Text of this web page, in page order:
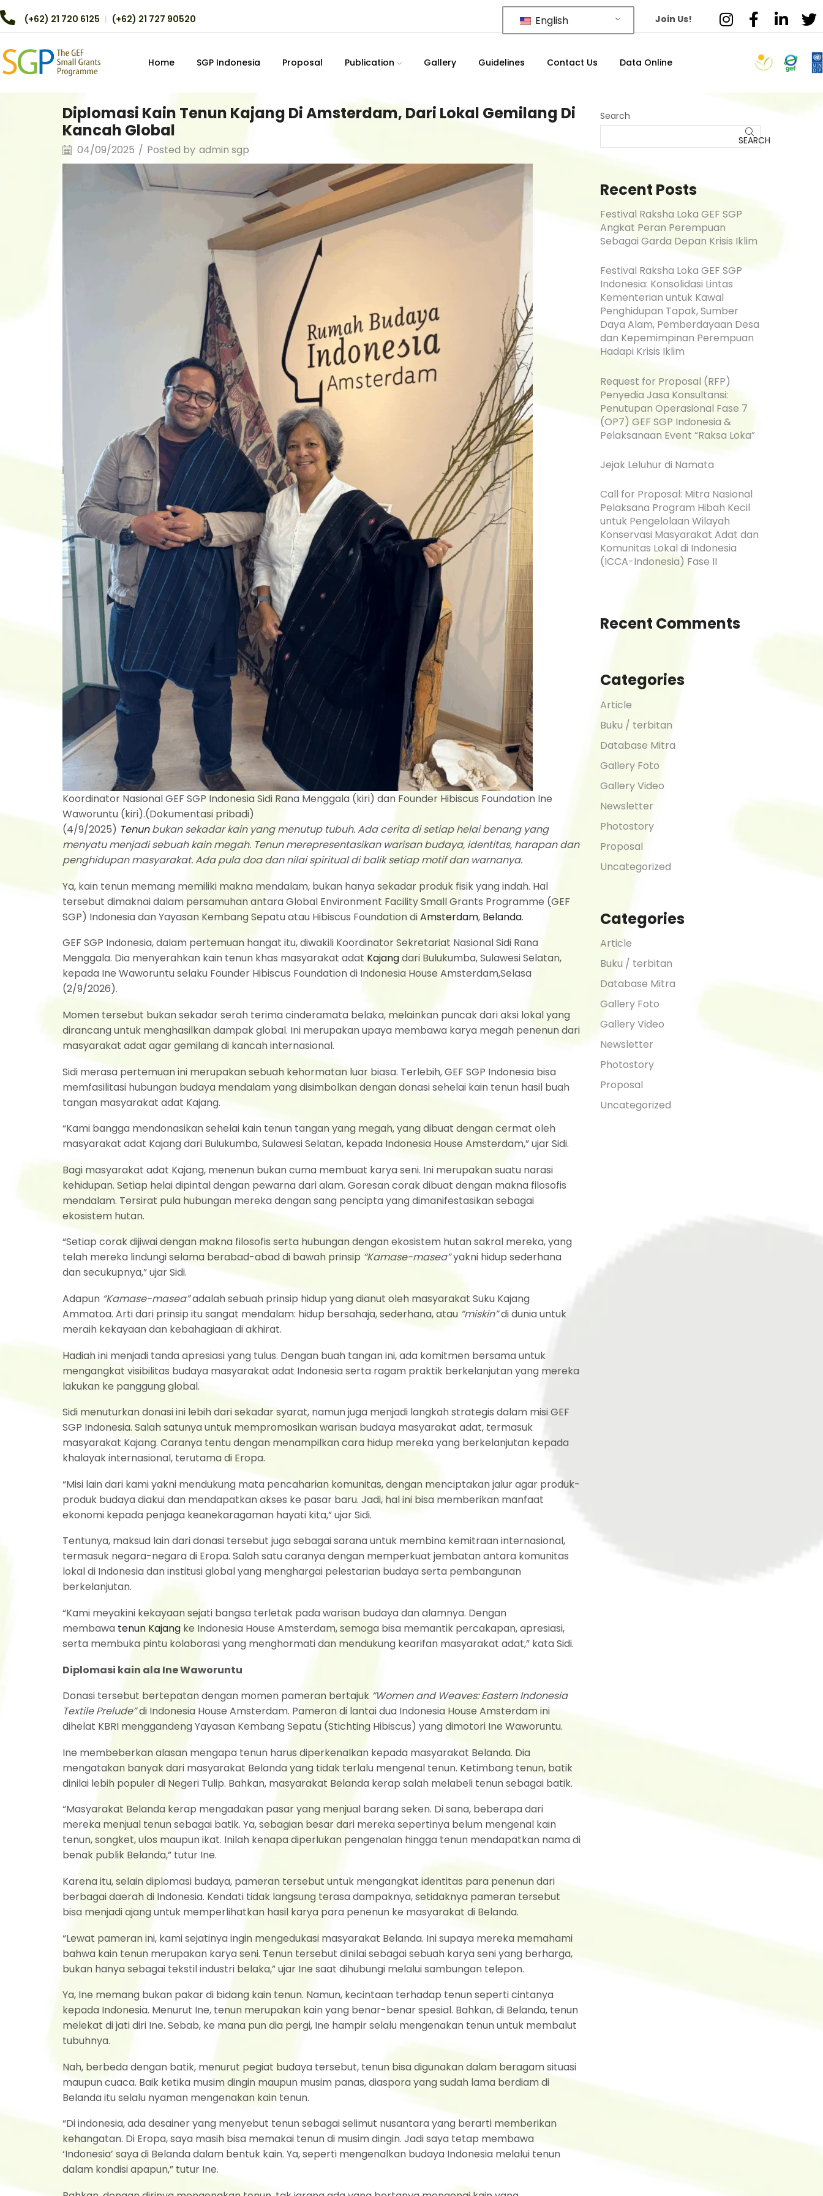
(+62) 21 720 6125 ︱ (+62) 21 727 90520 English Join Us!
Home SGP Indonesia Proposal Publication Gallery Guidelines Contact Us Data Online
Diplomasi Kain Tenun Kajang Di Amsterdam, Dari Lokal Gemilang Di
Kancah Global
04/09/2025 / Posted by admin sgp
Koordinator Nasional GEF SGP Indonesia Sidi Rana Menggala (kiri) dan Founder Hibiscus Foundation Ine
Waworuntu (kiri).(Dokumentasi pribadi)
(4/9/2025) Tenunbukan sekadar kain yang menutup tubuh. Ada cerita di setiap helai benang yang
menyatu menjadi sebuah kain megah. Tenun merepresentasikan warisan budaya, identitas, harapan dan
penghidupan masyarakat. Ada pula doa dan nilai spiritual di balik setiap motif dan warnanya.
Ya, kain tenun memang memiliki makna mendalam, bukan hanya sekadar produk fisik yang indah. Hal
tersebut dimaknai dalam persamuhan antara Global Environment Facility Small Grants Programme (GEF
SGP) Indonesia dan Yayasan Kembang Sepatu atau Hibiscus Foundation diAmsterdam, Belanda.
GEF SGP Indonesia, dalam pertemuan hangat itu, diwakili Koordinator Sekretariat Nasional Sidi Rana
Menggala. Dia menyerahkan kain tenun khas masyarakat adat Kajangdari Bulukumba, Sulawesi Selatan,
kepada Ine Waworuntu selaku Founder Hibiscus Foundation di Indonesia House Amsterdam,Selasa
(2/9/2026).
Momen tersebut bukan sekadar serah terima cinderamata belaka, melainkan puncak dari aksi lokal yang
dirancang untuk menghasilkan dampak global. Ini merupakan upaya membawa karya megah penenun dari
masyarakat adat agar gemilang di kancah internasional.
Sidi merasa pertemuan ini merupakan sebuah kehormatan luar biasa. Terlebih, GEF SGP Indonesia bisa
memfasilitasi hubungan budaya mendalam yang disimbolkan dengan donasi sehelai kain tenun hasil buah
tangan masyarakat adat Kajang.
“Kami bangga mendonasikan sehelai kain tenun tangan yang megah, yang dibuat dengan cermat oleh
masyarakat adat Kajang dari Bulukumba, Sulawesi Selatan, kepada Indonesia House Amsterdam,” ujar Sidi.
Bagi masyarakat adat Kajang, menenun bukan cuma membuat karya seni. Ini merupakan suatu narasi
kehidupan. Setiap helai dipintal dengan pewarna dari alam. Goresan corak dibuat dengan makna filosofis
mendalam. Tersirat pula hubungan mereka dengan sang pencipta yang dimanifestasikan sebagai
ekosistem hutan.
“Setiap corak dijiwai dengan makna filosofis serta hubungan dengan ekosistem hutan sakral mereka, yang
telah mereka lindungi selama berabad-abad di bawah prinsip “Kamase-masea”yakni hidup sederhana
dan secukupnya,” ujar Sidi.
Adapun “Kamase-masea”adalah sebuah prinsip hidup yang dianut oleh masyarakat Suku Kajang
Ammatoa. Arti dari prinsip itu sangat mendalam: hidup bersahaja, sederhana, atau “miskin”di dunia untuk
meraih kekayaan dan kebahagiaan di akhirat.
Hadiah ini menjadi tanda apresiasi yang tulus. Dengan buah tangan ini, ada komitmen bersama untuk
mengangkat visibilitas budaya masyarakat adat Indonesia serta ragam praktik berkelanjutan yang mereka
lakukan ke panggung global.
Sidi menuturkan donasi ini lebih dari sekadar syarat, namun juga menjadi langkah strategis dalam misi GEF
SGP Indonesia. Salah satunya untuk mempromosikan warisan budaya masyarakat adat, termasuk
masyarakat Kajang. Caranya tentu dengan menampilkan cara hidup mereka yang berkelanjutan kepada
khalayak internasional, terutama di Eropa.
“Misi lain dari kami yakni mendukung mata pencaharian komunitas, dengan menciptakan jalur agar produk-
produk budaya diakui dan mendapatkan akses ke pasar baru. Jadi, hal ini bisa memberikan manfaat
ekonomi kepada penjaga keanekaragaman hayati kita,” ujar Sidi.
Tentunya, maksud lain dari donasi tersebut juga sebagai sarana untuk membina kemitraan internasional,
termasuk negara-negara di Eropa. Salah satu caranya dengan memperkuat jembatan antara komunitas
lokal di Indonesia dan institusi global yang menghargai pelestarian budaya serta pembangunan
berkelanjutan.
“Kami meyakini kekayaan sejati bangsa terletak pada warisan budaya dan alamnya. Dengan
membawa tenun Kajang ke Indonesia House Amsterdam, semoga bisa memantik percakapan, apresiasi,
serta membuka pintu kolaborasi yang menghormati dan mendukung kearifan masyarakat adat,” kata Sidi.
Diplomasi kain ala Ine Waworuntu
Donasi tersebut bertepatan dengan momen pameran bertajuk “Women and Weaves: Eastern Indonesia
Textile Prelude”di Indonesia House Amsterdam. Pameran di lantai dua Indonesia House Amsterdam ini
dihelat KBRI menggandeng Yayasan Kembang Sepatu (Stichting Hibiscus) yang dimotori Ine Waworuntu.
Ine membeberkan alasan mengapa tenun harus diperkenalkan kepada masyarakat Belanda. Dia
mengatakan banyak dari masyarakat Belanda yang tidak terlalu mengenal tenun. Ketimbang tenun, batik
dinilai lebih populer di Negeri Tulip. Bahkan, masyarakat Belanda kerap salah melabeli tenun sebagai batik.
“Masyarakat Belanda kerap mengadakan pasar yang menjual barang seken. Di sana, beberapa dari
mereka menjual tenun sebagai batik. Ya, sebagian besar dari mereka sepertinya belum mengenal kain
tenun, songket, ulos maupun ikat. Inilah kenapa diperlukan pengenalan hingga tenun mendapatkan nama di
benak publik Belanda,” tutur Ine.
Karena itu, selain diplomasi budaya, pameran tersebut untuk mengangkat identitas para penenun dari
berbagai daerah di Indonesia. Kendati tidak langsung terasa dampaknya, setidaknya pameran tersebut
bisa menjadi ajang untuk memperlihatkan hasil karya para penenun ke masyarakat di Belanda.
“Lewat pameran ini, kami sejatinya ingin mengedukasi masyarakat Belanda. Ini supaya mereka memahami
bahwa kain tenun merupakan karya seni. Tenun tersebut dinilai sebagai sebuah karya seni yang berharga,
bukan hanya sebagai tekstil industri belaka,” ujar Ine saat dihubungi melalui sambungan telepon.
Ya, Ine memang bukan pakar di bidang kain tenun. Namun, kecintaan terhadap tenun seperti cintanya
kepada Indonesia. Menurut Ine, tenun merupakan kain yang benar-benar spesial. Bahkan, di Belanda, tenun
melekat di jati diri Ine. Sebab, ke mana pun dia pergi, Ine hampir selalu mengenakan tenun untuk membalut
tubuhnya.
Nah, berbeda dengan batik, menurut pegiat budaya tersebut, tenun bisa digunakan dalam beragam situasi
maupun cuaca. Baik ketika musim dingin maupun musim panas, diaspora yang sudah lama berdiam di
Belanda itu selalu nyaman mengenakan kain tenun.
“Di indonesia, ada desainer yang menyebut tenun sebagai selimut nusantara yang berarti memberikan
kehangatan. Di Eropa, saya masih bisa memakai tenun di musim dingin. Jadi saya tetap membawa
‘Indonesia’ saya di Belanda dalam bentuk kain. Ya, seperti mengenalkan budaya Indonesia melalui tenun
dalam kondisi apapun,” tutur Ine.
Search
SEARCH
Recent Posts
Festival Raksha Loka GEF SGP
Angkat Peran Perempuan
Sebagai Garda Depan Krisis Iklim
Festival Raksha Loka GEF SGP
Indonesia: Konsolidasi Lintas
Kementerian untuk Kawal
Penghidupan Tapak, Sumber
Daya Alam, Pemberdayaan Desa
dan Kepemimpinan Perempuan
Hadapi Krisis Iklim
Request for Proposal (RFP)
Penyedia Jasa Konsultansi:
Penutupan Operasional Fase 7
(OP7) GEF SGP Indonesia &
Pelaksanaan Event “Raksa Loka”
Jejak Leluhur di Namata
Call for Proposal: Mitra Nasional
Pelaksana Program Hibah Kecil
untuk Pengelolaan Wilayah
Konservasi Masyarakat Adat dan
Komunitas Lokal di Indonesia
(ICCA-Indonesia) Fase II
Recent Comments
Categories
Article
Buku / terbitan
Database Mitra
Gallery Foto
Gallery Video
Newsletter
Photostory
Proposal
Uncategorized
Categories
Article
Buku / terbitan
Database Mitra
Gallery Foto
Gallery Video
Newsletter
Photostory
Proposal
Uncategorized